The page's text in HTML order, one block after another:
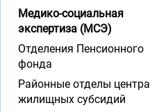
Медико-социальная
экспертиза (МСЭ)
Отделения Пенсионного
фонда
Районные отделы центра
жилищных субсидий